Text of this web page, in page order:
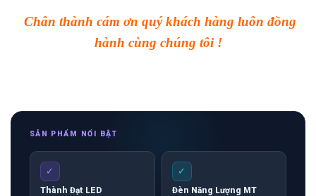
Chân thành cám ơn quý khách hàng luôn đồng
hành cùng chúng tôi !
SẢN PHẨM NỔI BẬT
✓
Thành Đạt LED
✓
Đèn Năng Lượng MT